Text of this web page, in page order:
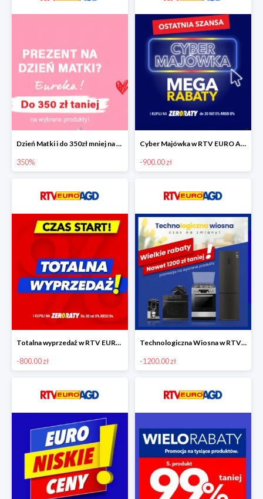
Dzień Matki i do 350zł mniej na wybrane produkty
350%
Cyber Majówka w RTV EURO AGD do -900 zł
-900.00 zł
Totalna wyprzedaż w RTV EURO AGD do -800 zł
-800.00 zł
Technologiczna Wiosna w RTV EURO AGD - rabaty do -1200 zł
-1200.00 zł